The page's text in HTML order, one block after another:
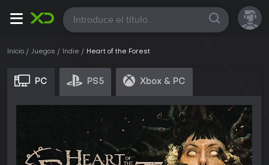
Todas
Inicio Juegos Indie Heart of the Forest
PC PS5 Xbox & PC